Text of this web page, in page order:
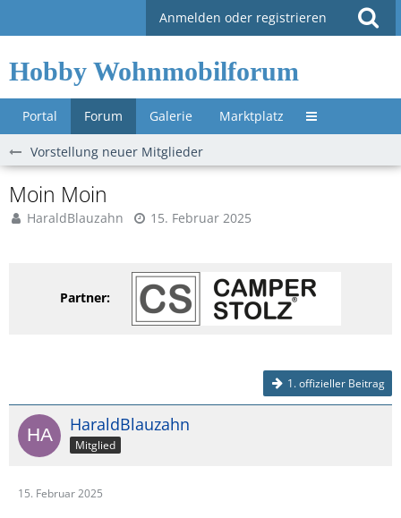
Anmelden oder registrieren
Hobby Wohnmobilforum
Portal Forum Galerie Marktplatz Untermenü »
Vorstellung neuer Mitglieder
Moin Moin
HaraldBlauzahn 15. Februar 2025
Partner:
1. offizieller Beitrag
HaraldBlauzahn
Mitglied
15. Februar 2025